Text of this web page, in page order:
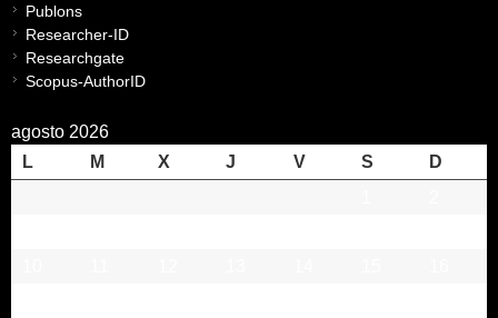
Publons
Researcher-ID
Researchgate
Scopus-AuthorID
agosto 2026
L
M X J V S
D